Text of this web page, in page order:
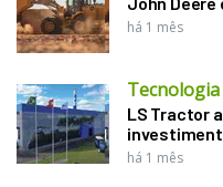
há 1 mês
LS Tractor
há 1 mês